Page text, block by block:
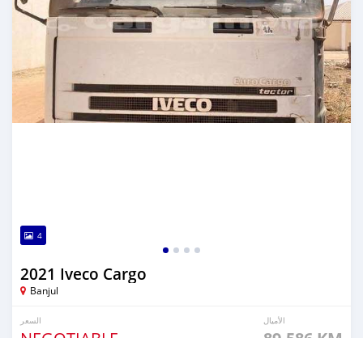
4
2021 Iveco Cargo
Banjul
السعر الأميال